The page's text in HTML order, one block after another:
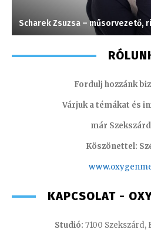
Scharek Zsuzsa – műsorvezető,
Fordulj hozzánk
Várjuk a témákat és
már
Köszönettel:
KAPCSOLAT -
Studió: 7100 Szekszárd,